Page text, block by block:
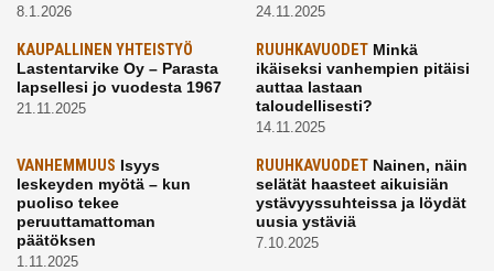
8.1.2026 24.11.2025
KAUPALLINEN YHTEISTYÖ
Lastentarvike Oy – Parasta
lapsellesi jo vuodesta 1967
21.11.2025
RUUHKAVUODETMinkä
ikäiseksi vanhempien pitäisi
auttaa lastaan
taloudellisesti?
14.11.2025
VANHEMMUUS Isyys
leskeyden myötä – kun
puoliso tekee
peruuttamattoman
päätöksen
1.11.2025
RUUHKAVUODETNainen, näin
selätät haasteet aikuisiän
ystävyyssuhteissa ja löydät
uusia ystäviä
7.10.2025